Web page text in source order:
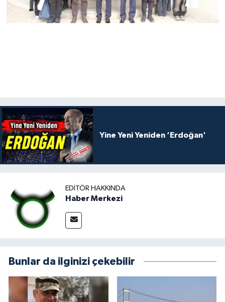
Yine Yeni Yeniden ‘Erdoğan'
EDITÖR HAKKINDA
Haber Merkezi
Bunlar da ilginizi çekebilir